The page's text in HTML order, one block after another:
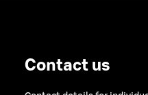
Contact us